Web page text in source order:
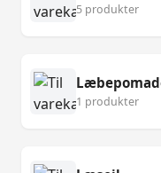
5 produkter
1 produkter